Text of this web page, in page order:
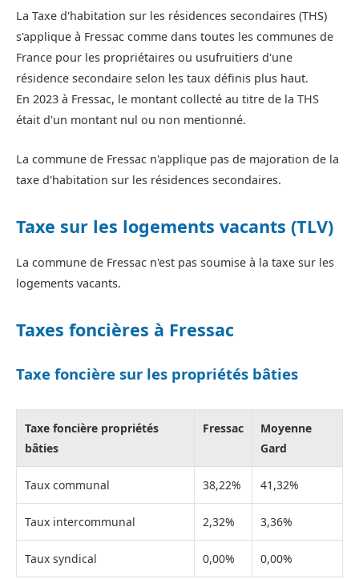
La Taxe d'habitation sur les résidences secondaires (THS)
s'applique à Fressac comme dans toutes les communes de
France pour les propriétaires ou usufruitiers d'une
résidence secondaire selon les taux définis plus haut.
En 2023 à Fressac, le montant collecté au titre de la THS
était d'un montant nul ou non mentionné.
La commune de Fressac n'applique pas de majoration de la
taxe d'habitation sur les résidences secondaires.
Taxe sur les logements vacants (TLV)
La commune de Fressac n'est pas soumise à la taxe sur les
logements vacants.
Taxes foncières à Fressac
Taxe foncière sur les propriétés bâties
Taxe foncière propriétés
bâties
Fressac
Moyenne
Gard
Taux communal 38,22% 41,32%
Taux intercommunal 2,32% 3,36%
Taux syndical 0,00% 0,00%